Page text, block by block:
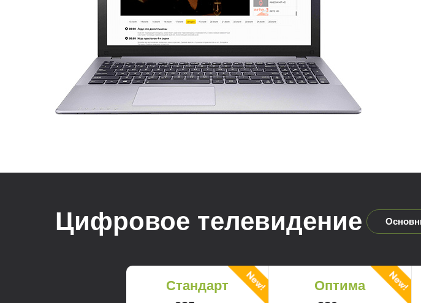
Цифровое телевидение
Стандарт Оптима